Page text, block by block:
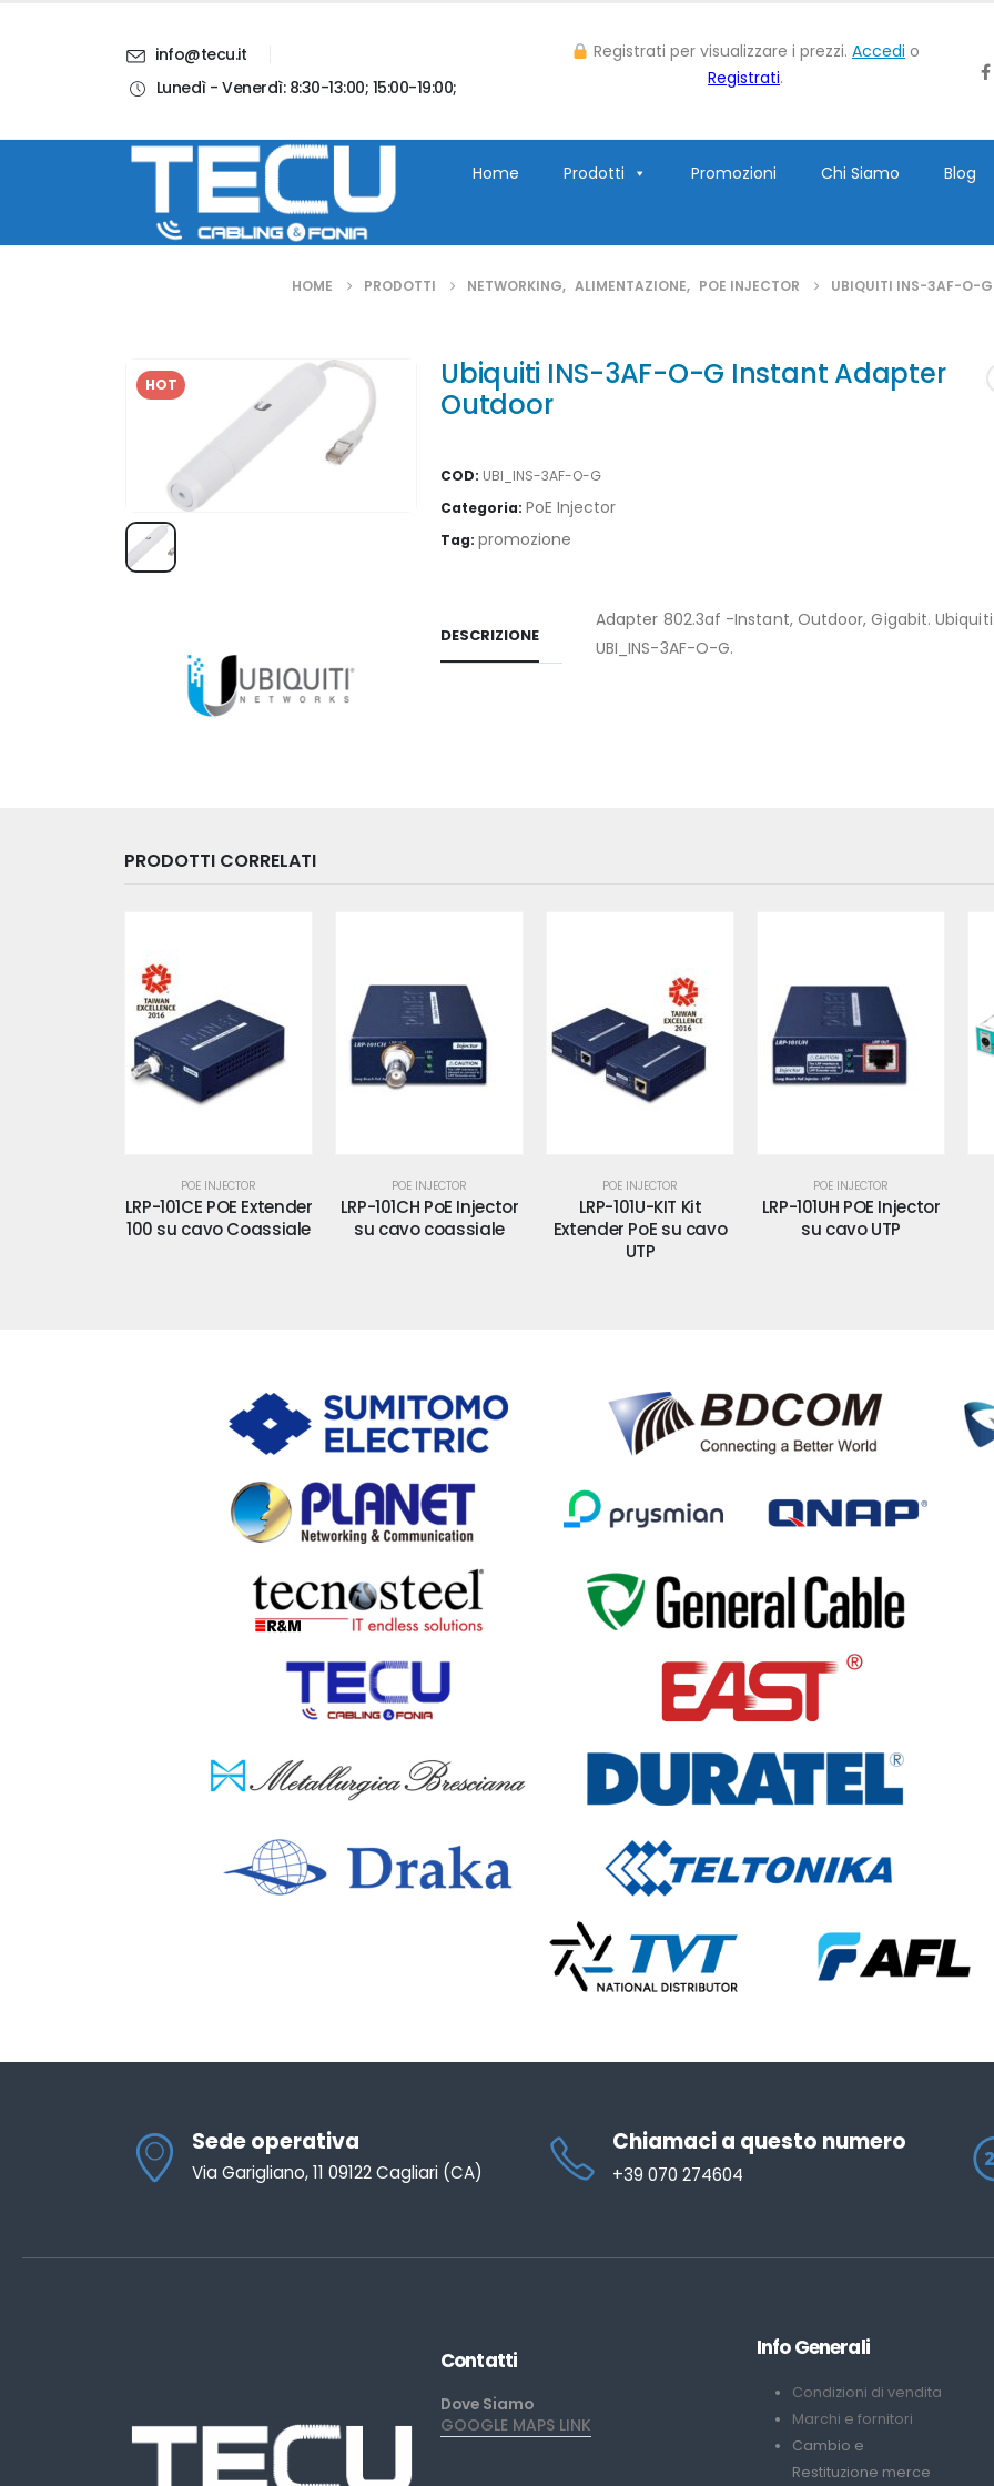
info@tecu.it
Lunedì - Venerdì: 8:30-13:00; 15:00-19:00;
Registrati per visualizzare i prezzi. Accedi o
Registrati.
Home Prodotti Promozioni Chi Siamo Blog
HOME PRODOTTI NETWORKING, ALIMENTAZIONE, POE INJECTOR UBIQUITI INS-3AF-O-G
HOT
Ubiquiti INS-3AF-O-G Instant Adapter
Outdoor
COD: UBI_INS-3AF-O-G
Categoria: PoE Injector
Tag: promozione
DESCRIZIONE
Adapter 802.3af -Instant, Outdoor, Gigabit.
UBI_INS-3AF-O-G.
PRODOTTI CORRELATI
POE INJECTOR
LRP-101CE POE Extender
100 su cavo Coassiale
POE INJECTOR
LRP-101CH PoE Injector
su cavo coassiale
POE INJECTOR
LRP-101U-KIT Kit
Extender PoE su cavo
UTP
POE INJECTOR
LRP-101UH POE Injector
su cavo UTP
Sede operativa
Via Garigliano, 11 09122 Cagliari (CA)
Chiamaci a questo numero
+39 070 274604
Contatti
Dove Siamo
GOOGLE MAPS LINK
Info Generali
Condizioni di vendita
Marchi e fornitori
Cambio e
Restituzione merce
Blog Contatti Account